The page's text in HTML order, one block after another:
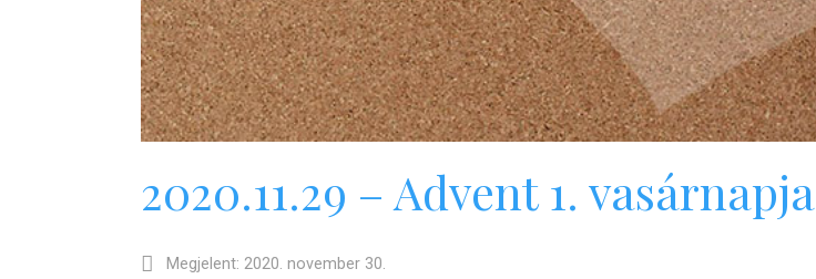
2020.11.29 – Advent 1. vasárnapja
Megjelent: 2020. november 30.